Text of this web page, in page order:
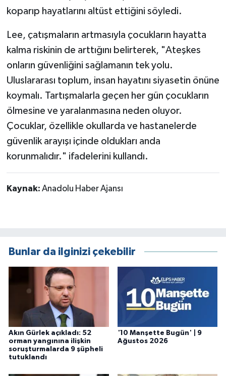
koparıp hayatlarını altüst ettiğini söyledi.
Lee, çatışmaların artmasıyla çocukların hayatta
kalma riskinin de arttığını belirterek, "Ateşkes
onların güvenliğini sağlamanın tek yolu.
Uluslararası toplum, insan hayatını siyasetin önüne
koymalı. Tartışmalarla geçen her gün çocukların
ölmesine ve yaralanmasına neden oluyor.
Çocuklar, özellikle okullarda ve hastanelerde
güvenlik arayışı içinde oldukları anda
korunmalıdır." ifadelerini kullandı.
Kaynak: Anadolu Haber Ajansı
Bunlar da ilginizi çekebilir
Akın Gürlek açıkladı: 52
orman yangınına ilişkin
soruşturmalarda 9 şüpheli
tutuklandı
'10 Manşette Bugün' | 9
Ağustos 2026